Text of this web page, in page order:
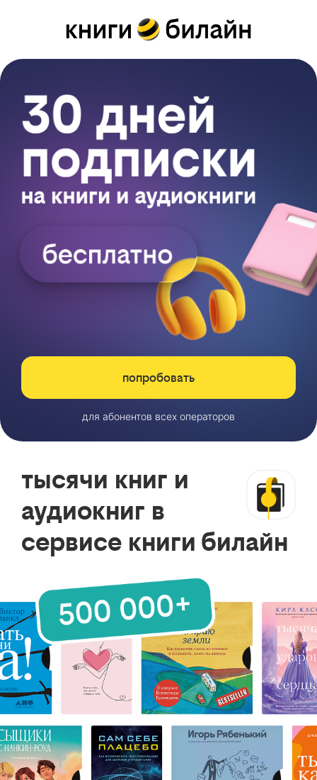
попробовать
для абонентов всех операторов
тысячи книг и
аудиокниг в
сервисе книги билайн